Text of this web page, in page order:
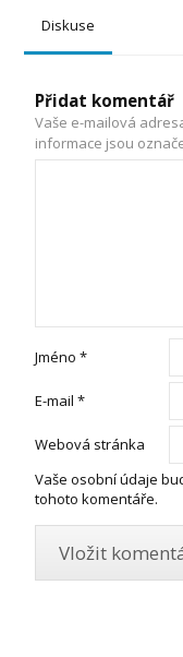
Diskuse
Přidat komentář
Vaše e-mailová
informace jsou
Jméno*
E-mail*
Webová stránka
Vaše osobní údaje
tohoto komentáře.